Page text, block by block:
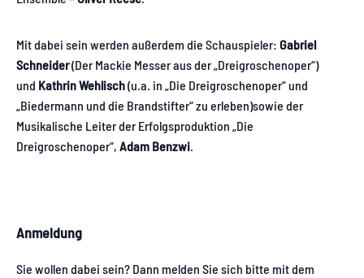
Mit dabei sein werden außerdem die Schauspieler: Gabriel
Schneider(Der Mackie Messer aus der „Dreigroschenoper“)
und Kathrin Wehlisch(u.a. in „Die Dreigroschenoper“ und
„Biedermann und die Brandstifter“ zu erleben)sowie der
Musikalische Leiter der Erfolgsproduktion „Die
Dreigroschenoper“, Adam Benzwi.
Anmeldung
Sie wollen dabei sein? Dann melden Sie sich bitte mit dem